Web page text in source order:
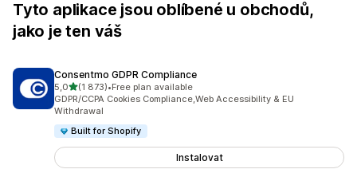
Tyto aplikace jsou oblíbené u obchodů,
jako je ten váš
Consentmo GDPR Compliance
5,0z 5 hvězd
(1 873)
Celkový počet recenzí: 1873
•Free plan available
GDPR/CCPA Cookies Compliance,Web Accessibility & EU
Withdrawal
Built for Shopify
Instalovat